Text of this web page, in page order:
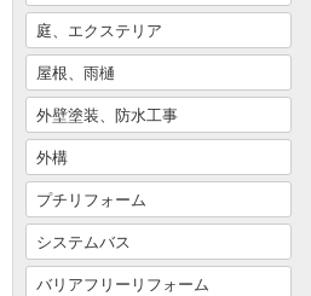
庭、エクステリア
屋根、雨樋
外壁塗装、防水工事
外構
プチリフォーム
システムバス
バリアフリーリフォーム